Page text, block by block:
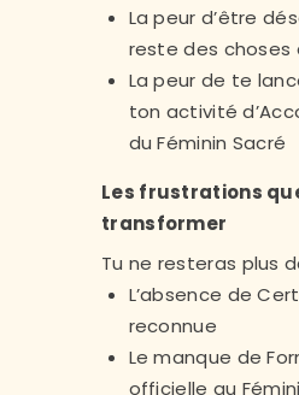
La peur d’être
reste des choses
La peur de te
ton activité
du Féminin Sacré
Les frustrations
transformer
Tu ne resteras plus
L’absence de
reconnue
Le manque de
officielle au